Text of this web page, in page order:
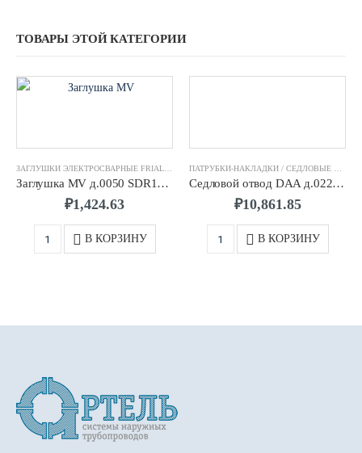
ТОВАРЫ ЭТОЙ КАТЕГОРИИ
ФИТИНГИ ЭЛЕКТРОСВАРНЫЕ FRIALEN
Заглушка MV д.0050 SDR11 ПЭ100 FRIALEN
₽1,424.63
В КОРЗИНУ
Седловой отвод DAA д.0225/0032 SDR11 ПЭ100 FRIALEN
₽10,861.85
В КОРЗИНУ